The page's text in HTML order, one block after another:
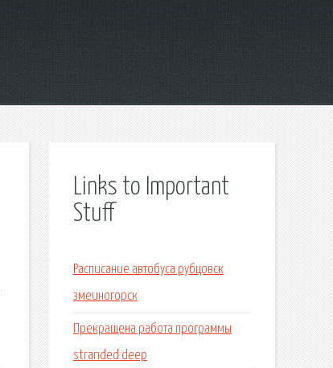
Links to Important
Stuff
Расписание автобуса рубцовск
змеиногорск
Прекращена работа программы
stranded deep